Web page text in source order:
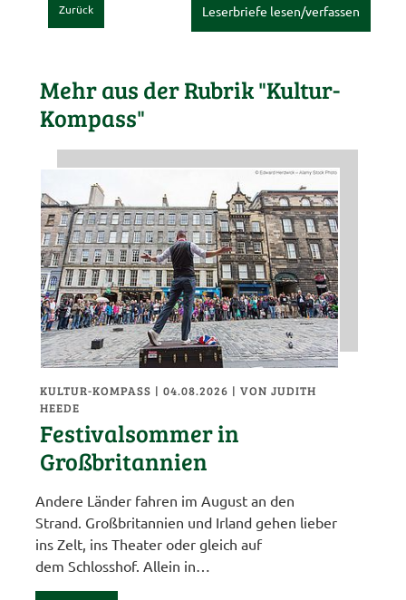
Zurück Leserbriefe lesen/verfassen
Mehr aus der Rubrik "Kultur-
Kompass"
KULTUR-KOMPASS | 04.08.2026 |VON JUDITH
HEEDE
Festivalsommer in
Großbritannien
Andere Länder fahren im August an den
Strand. Großbritannien und Irland gehen lieber
ins Zelt, ins Theater oder gleich auf
dem Schlosshof. Allein in…